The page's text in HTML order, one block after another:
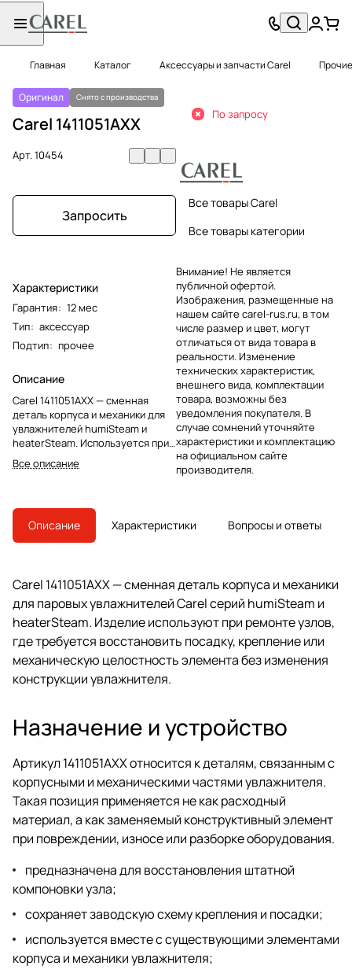
Главная Каталог Аксессуары и запчасти Carel
Оригинал Снято с производства
Carel 1411051AXX
Арт.10454
Запросить
Характеристики
Гарантия: 12 мес
Тип: аксессуар
Подтип: прочее
Описание
Carel 1411051AXX — сменная
деталь корпуса и механики для
увлажнителей humiSteam и
heaterSteam. Используется при
сервисной замене штатного
узла без изменения конструкции
Все описание
По запросу
Все товары Carel
Все товары категории
Внимание! Не является
публичной офертой.
Изображения, размещенные на
нашем сайте carel-rus.ru, в том
числе размер и цвет, могут
отличаться от вида товара в
реальности. Изменение
технических характеристик,
внешнего вида, комплектации
товара, возможны без
уведомления покупателя. В
случае сомнений уточняйте
характеристики и комплектацию
на официальном сайте
производителя.
Описание Характеристики Вопросы и ответы
Carel 1411051AXX — сменная деталь корпуса и механики
для паровых увлажнителей Carel серий humiSteam и
heaterSteam. Изделие используют при ремонте узлов,
где требуется восстановить посадку, крепление или
механическую целостность элемента без изменения
конструкции увлажнителя.
Назначение и устройство
Артикул 1411051AXX относится к деталям, связанным с
корпусными и механическими частями увлажнителя.
Такая позиция применяется не как расходный
материал, а как заменяемый конструктивный элемент
при повреждении, износе или разборке оборудования.
предназначена для восстановления штатной
компоновки узла;
сохраняет заводскую схему крепления и посадки;
используется вместе с существующими элементами
корпуса и механики увлажнителя;